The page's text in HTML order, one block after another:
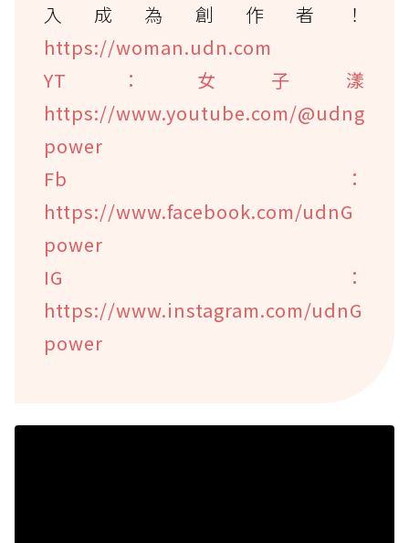
入成為創作者！
https://woman.udn.com
YT：女子漾
https://www.youtube.com/@udng
power
Fb：
https://www.facebook.com/udnG
power
IG：
https://www.instagram.com/udnG
power